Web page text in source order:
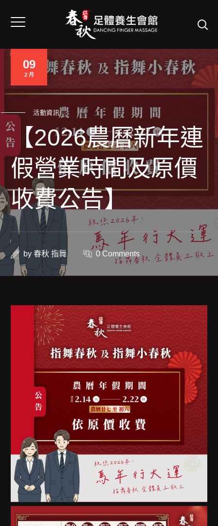
09
2 月
活動資訊
【2026農曆新年連
假營業時間及原價
收費公告】
by春秋 指舞 0 Comments